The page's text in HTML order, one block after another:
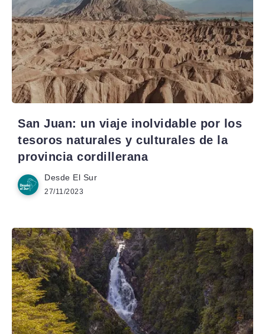
San Juan: un viaje inolvidable por los
tesoros naturales y culturales de la
provincia cordillerana
Desde El Sur
27/11/2023